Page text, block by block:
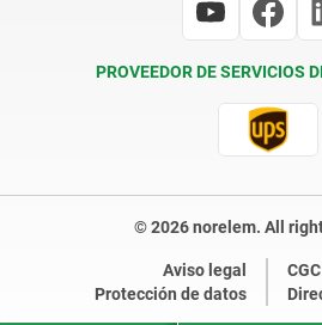
PROVEEDOR DE SERVICIOS
© 2026 norelem. All
Aviso legal
CGC
Protección de datos